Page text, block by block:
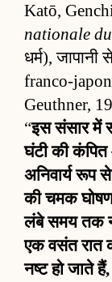
Katō,
nationale
धर्म),
franco-
Geuthner,
“इस संसार में
घंटी की
अनिवार्य रूप
की चमक
लंबे समय तक
एक वसंत रात
नष्ट हो जाते